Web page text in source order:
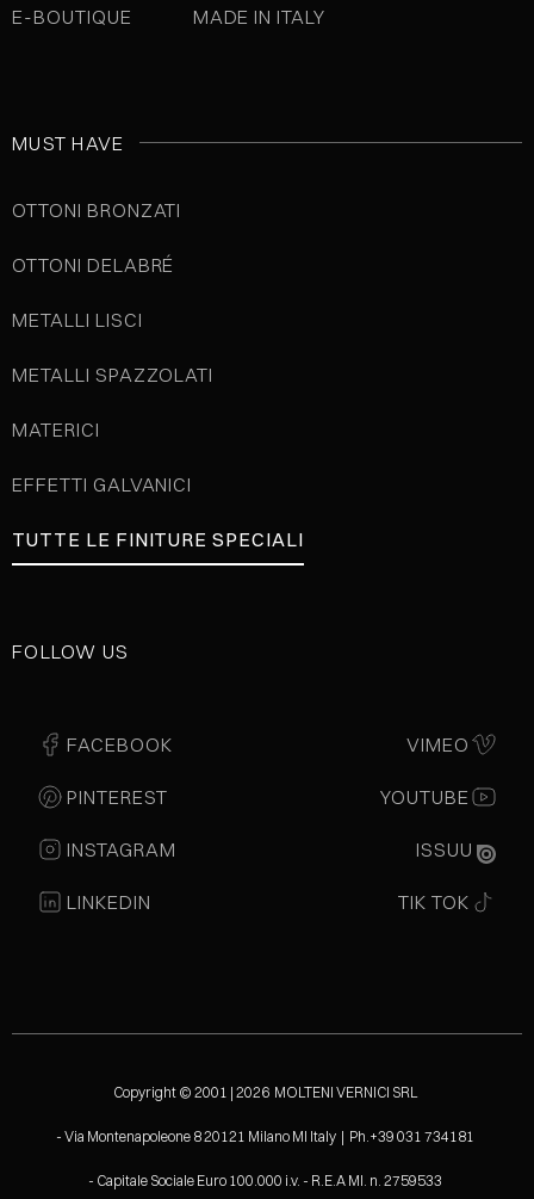
E-BOUTIQUE MADE IN ITALY
MUST HAVE
OTTONI BRONZATI
OTTONI DELABRÉ
METALLI LISCI
METALLI SPAZZOLATI
MATERICI
EFFETTI GALVANICI
TUTTE LE FINITURE SPECIALI
FOLLOW US
FACEBOOK
PINTEREST
INSTAGRAM
LINKEDIN
VIMEO
YOUTUBE
ISSUU
TIK TOK
Copyright © 2001 | 2026 MOLTENI VERNICI SRL
- Via Montenapoleone 8 20121 Milano MI Italy | Ph.+39 031 734181
- Capitale Sociale Euro 100.000 i.v. - R.E.A MI. n. 2759533